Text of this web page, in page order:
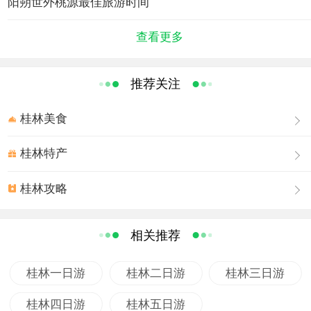
边，数以十万计的各色桃花染红了青山脚下、村边路旁。
作的村民，构成了一幅理想中的世外桃源景象。
览乘轻舟环绕湖光山色，经田园村舍，过绿树丛林，又穿
赏到民族特色的狂歌劲舞、边寨风情；徒步观赏的民寨群
台、花楼、长廊、图腾，充分展示了各民族文化的光彩特
景。在渊明山庄里还可以回顾古文明的光辉，古代的酿
族的智慧。
查看更多
推荐关注
桂林美食
桂林特产
桂林攻略
相关推荐
桂林一日游 桂林二日游 桂林三日游
桂林四日游 桂林五日游